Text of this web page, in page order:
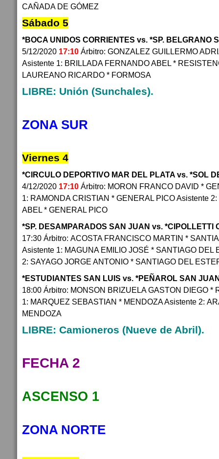
CAÑADA DE GÓMEZ
Sábado 5
*BOCA UNIDOS CORRIENTES vs. *SP. BELGRANO
5/12/2020 17:10 Árbitro: GONZALEZ GUILLERMO
Asistente 1: BRILLADA FERNANDO ABEL *
LAUREANO RICARDO * FORMOSA
LIBRE: Unión (Sunchales).
ZONA SUR
Viernes 4
*CIRCULO DEPORTIVO MAR DEL PLATA vs. *SOL
4/12/2020 17:10 Árbitro: MORON FRANCO DAVID *
1: RAMONDA CRISTIAN * GENERAL PICO Asistente
ABEL * GENERAL PICO
*SP. DESAMPARADOS SAN JUAN vs. *CIPOLLETTI
17:30 Árbitro: ACOSTA FRANCISCO MARTIN *
Asistente 1: MAGUNA EMILIO JOSÉ * SANTIAGO DEL
2: SAYAGO JORGE ANTONIO * SANTIAGO DEL
*ESTUDIANTES SAN LUIS vs. *PEÑAROL SAN
18:00 Árbitro: MONSON BRIZUELA GASTON DIEGO *
1: MARQUEZ SEBASTIAN * MENDOZA Asistente 2:
MENDOZA
LIBRE: Camioneros (Nueve de Abril).
FECHA 2
ASCENSO 1
ZONA NORTE